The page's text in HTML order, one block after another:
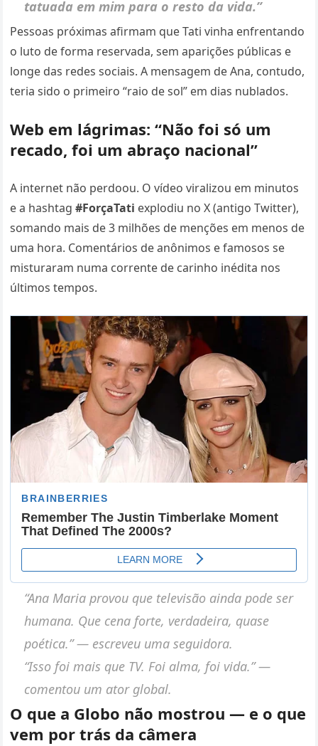
tatuada em mim para o resto da vida.”
Pessoas próximas afirmam que Tati vinha enfrentando
o luto de forma reservada, sem aparições públicas e
longe das redes sociais. A mensagem de Ana, contudo,
teria sido o primeiro “raio de sol” em dias nublados.
Web em lágrimas: “Não foi só um
recado, foi um abraço nacional”
A internet não perdoou. O vídeo viralizou em minutos
e a hashtag#ForçaTati explodiu no X (antigo Twitter),
somando mais de 3 milhões de menções em menos de
uma hora. Comentários de anônimos e famosos se
misturaram numa corrente de carinho inédita nos
últimos tempos.
“Ana Maria provou que televisão ainda pode ser
humana. Que cena forte, verdadeira, quase
poética.”— escreveu uma seguidora.
“Isso foi mais que TV. Foi alma, foi vida.”—
comentou um ator global.
O que a Globo não mostrou — e o que
vem por trás da câmera